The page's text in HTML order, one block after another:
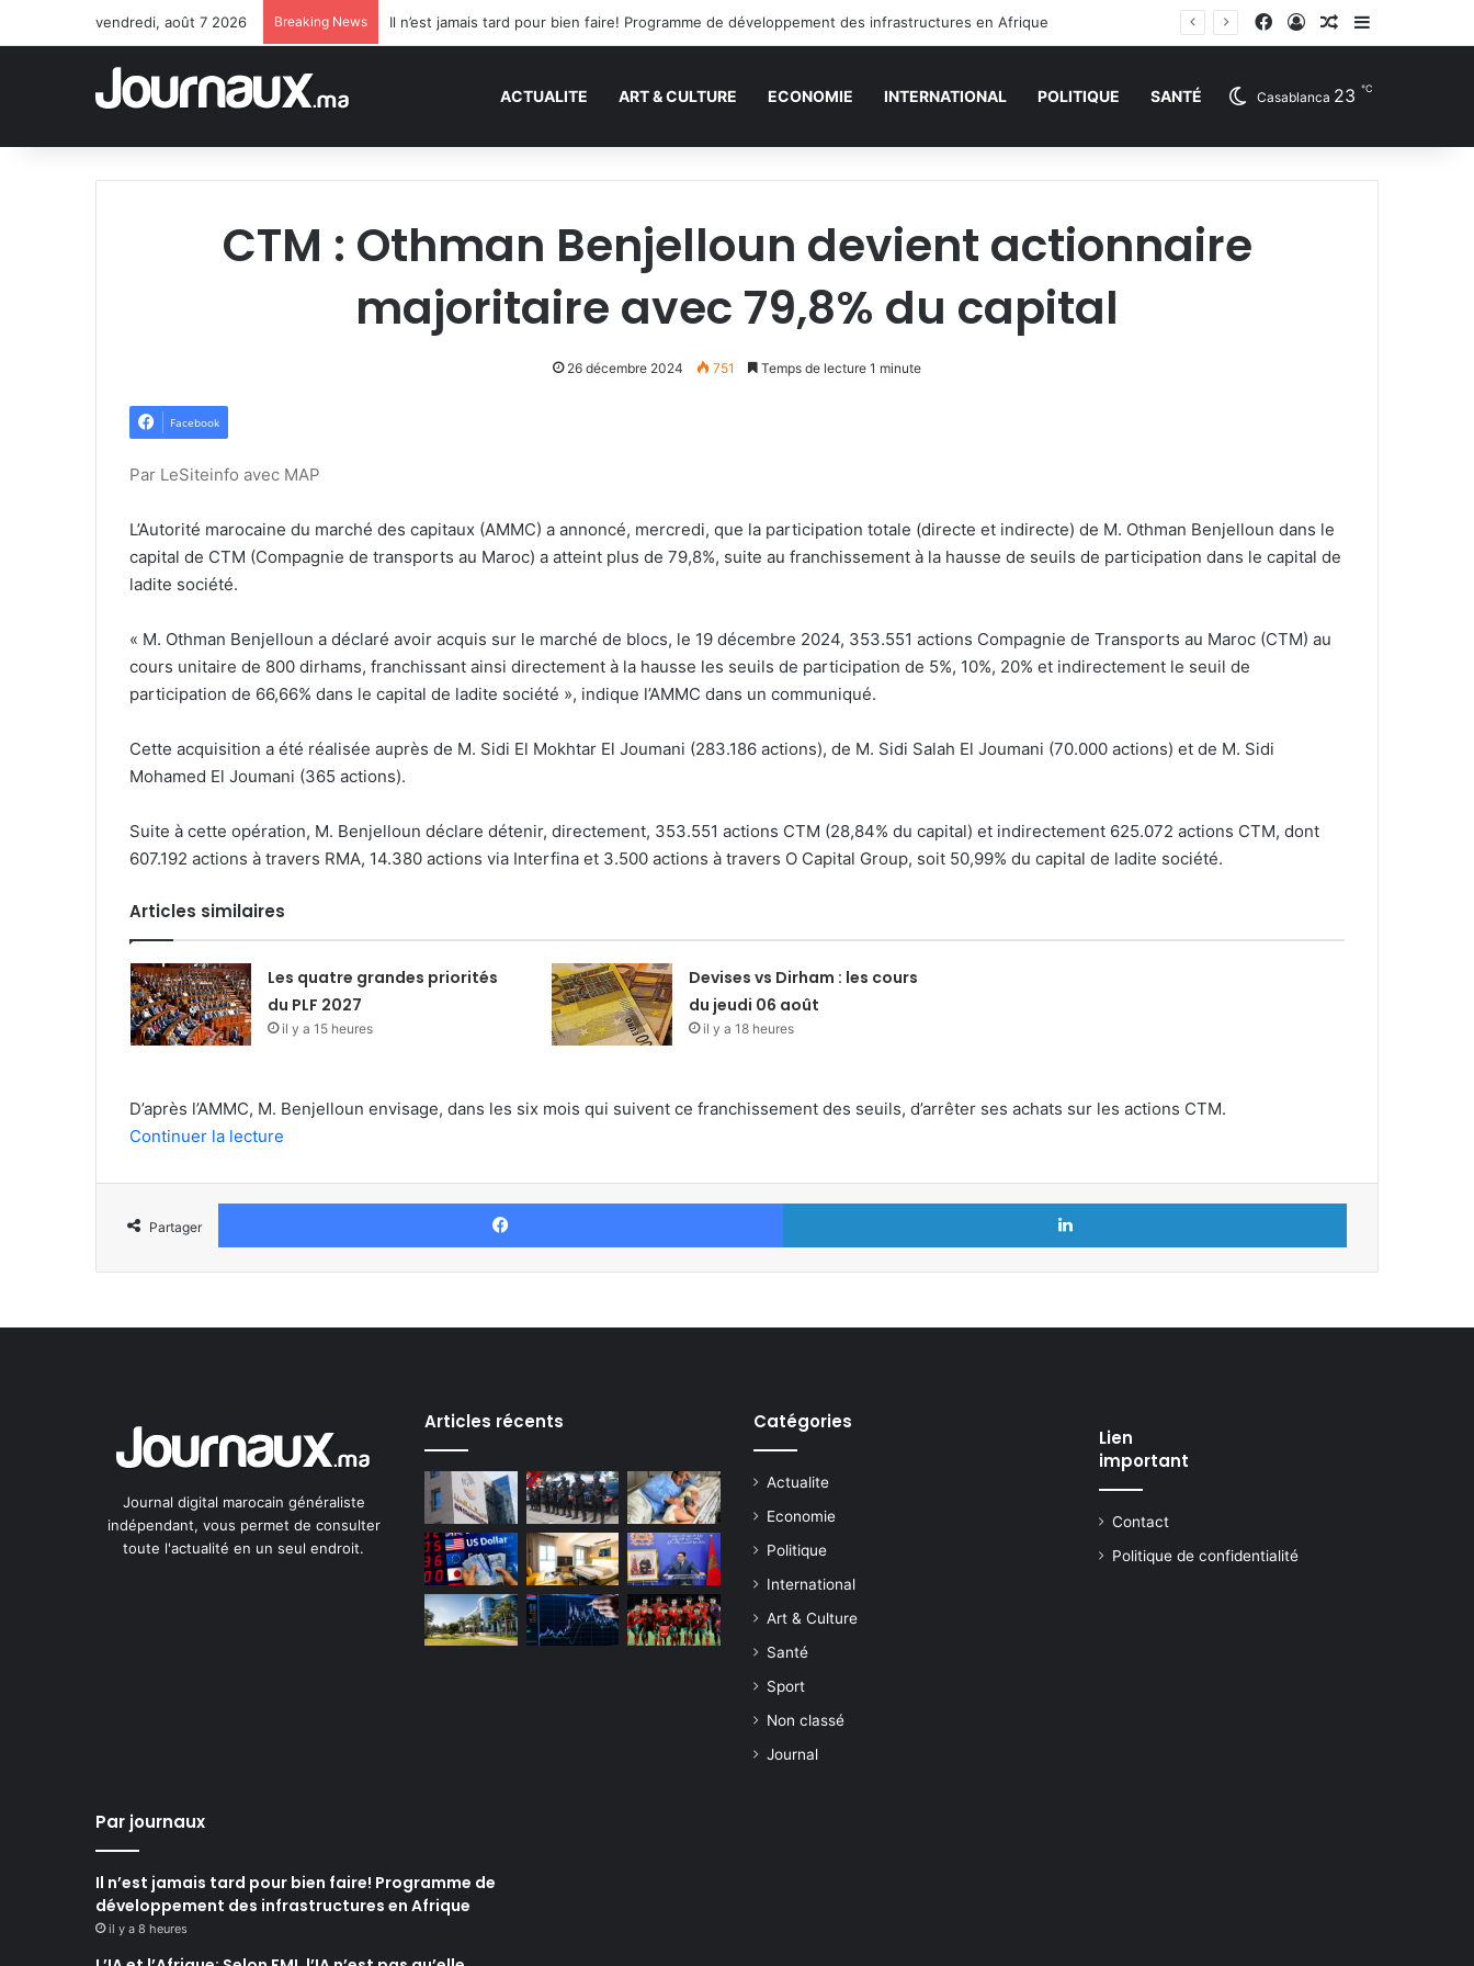
vendredi, août 7 2026 Breaking News Il n’est jamais tard pour bien faire! Programme de développement des infrastructures en Afrique Facebook
Connexion
Article Aléatoire
Sidebar
ACTUALITE ART & CULTURE ECONOMIE INTERNATIONAL POLITIQUE SANTÉ Casablanca 23 ℃
CTM : Othman Benjelloun devient actionnaire
majoritaire avec 79,8% du capital
26 décembre 2024 751 Temps de lecture 1 minute
Facebook
Par LeSiteinfo avec MAP
L’Autorité marocaine du marché des capitaux (AMMC) a annoncé, mercredi, que la participation totale (directe et indirecte) de M. Othman Benjelloun dans le
capital de CTM (Compagnie de transports au Maroc) a atteint plus de 79,8%, suite au franchissement à la hausse de seuils de participation dans le capital de
ladite société.
« M. Othman Benjelloun a déclaré avoir acquis sur le marché de blocs, le 19 décembre 2024, 353.551 actions Compagnie de Transports au Maroc (CTM) au
cours unitaire de 800 dirhams, franchissant ainsi directement à la hausse les seuils de participation de 5%, 10%, 20% et indirectement le seuil de
participation de 66,66% dans le capital de ladite société », indique l’AMMC dans un communiqué.
Cette acquisition a été réalisée auprès de M. Sidi El Mokhtar El Joumani (283.186 actions), de M. Sidi Salah El Joumani (70.000 actions) et de M. Sidi
Mohamed El Joumani (365 actions).
Suite à cette opération, M. Benjelloun déclare détenir, directement, 353.551 actions CTM (28,84% du capital) et indirectement 625.072 actions CTM, dont
607.192 actions à travers RMA, 14.380 actions via Interfina et 3.500 actions à travers O Capital Group, soit 50,99% du capital de ladite société.
Articles similaires
Les quatre grandes priorités
du PLF 2027
il y a 15 heures
Devises vs Dirham : les cours
du jeudi 06 août
il y a 18 heures
D’après l’AMMC, M. Benjelloun envisage, dans les six mois qui suivent ce franchissement des seuils, d’arrêter ses achats sur les actions CTM.
Continuer la lecture
Partager
Facebook Linkedin
Journal digital marocain généraliste
indépendant, vous permet de consulter
toute l'actualité en un seul endroit.
Articles récents Catégories
Actualite
Economie
Politique
International
Art & Culture
Santé
Sport
Non classé
Journal
Lien
important
Contact
Politique de confidentialité
Par journaux
Il n’est jamais tard pour bien faire! Programme de
développement des infrastructures en Afrique
il y a 8 heures